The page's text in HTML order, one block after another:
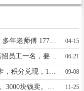
邢台电工找活 水电改装 穿线灯 插座 多年老师傅 17732946562 微iu80001 04-15
邢台信都区园林中街老潼关肉夹馍店招员工一名，要求干净利落，35至55岁，工资面议，电话18032996607 06-21
09-08
11-25